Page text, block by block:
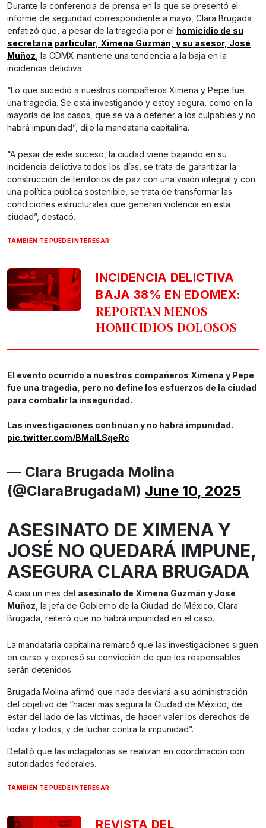
Durante la conferencia de prensa en la que se presentó el
informe de seguridad correspondiente a mayo, Clara Brugada
enfatizó que, a pesar de la tragedia por el
homicidio de su
secretaria particular, Ximena Guzmán, y su asesor, José
Muñoz, la CDMX mantiene una tendencia a la baja en la
incidencia delictiva.
“Lo que sucedió a nuestros compañeros Ximena y Pepe fue
una tragedia. Se está investigando y estoy segura, como en la
mayoría de los casos, que se va a detener a los culpables y no
habrá impunidad”, dijo la mandataria capitalina.
“A pesar de este suceso, la ciudad viene bajando en su
incidencia delictiva todos los días, se trata de garantizar la
construcción de territorios de paz con una visión integral y con
una política pública sostenible, se trata de transformar las
condiciones estructurales que generan violencia en esta
ciudad”, destacó.
TAMBIÉN TE PUEDE INTERESAR
INCIDENCIA DELICTIVA
BAJA 38% EN EDOMEX:
REPORTAN MENOS
HOMICIDIOS DOLOSOS
El evento ocurrido a nuestros compañeros Ximena y Pepe
fue una tragedia, pero no define los esfuerzos de la ciudad
para combatir la inseguridad.
Las investigaciones continúan y no habrá impunidad.
pic.twitter.com/BMaILSqeRc
— Clara Brugada Molina
(@ClaraBrugadaM) June 10, 2025
ASESINATO DE XIMENA Y
JOSÉ NO QUEDARÁ IMPUNE,
ASEGURA CLARA BRUGADA
A casi un mes del asesinato de Ximena Guzmán y José
Muñoz, la jefa de Gobierno de la Ciudad de México, Clara
Brugada, reiteró que no habrá impunidad en el caso.
La mandataria capitalina remarcó que las investigaciones siguen
en curso y expresó su convicción de que los responsables
serán detenidos.
Brugada Molina afirmó que nada desviará a su administración
del objetivo de “hacer más segura la Ciudad de México, de
estar del lado de las víctimas, de hacer valer los derechos de
todas y todos, y de luchar contra la impunidad”.
Detalló que las indagatorias se realizan en coordinación con
autoridades federales.
TAMBIÉN TE PUEDE INTERESAR
REVISTA DEL